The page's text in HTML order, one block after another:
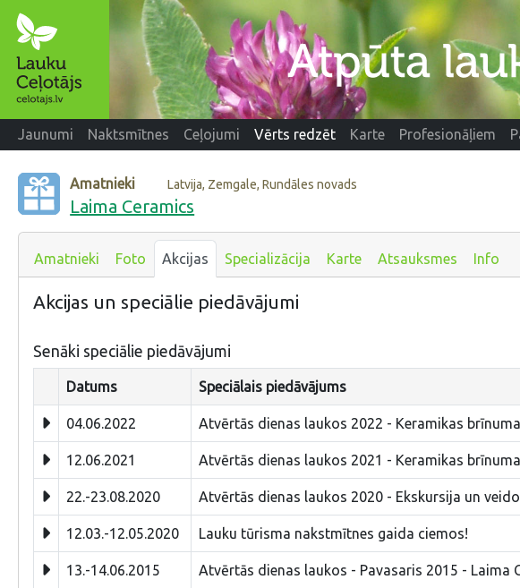
Jaunumi Naktsmītnes Ceļojumi Vērts redzēt Karte Profesionāļiem
Amatnieki Latvija, Zemgale, Rundāles novads
Laima Ceramics
Amatnieki Foto Akcijas Specializācija Karte Atsauksmes Info
Akcijas un speciālie piedāvājumi
Senāki speciālie piedāvājumi
Datums Speciālais piedāvājums
04.06.2022 Atvērtās dienas laukos 2022 - Keramikas
12.06.2021 Atvērtās dienas laukos 2021 - Keramikas
22.-23.08.2020 Atvērtās dienas laukos 2020 - Ekskursija un
12.03.-12.05.2020 Lauku tūrisma nakstmītnes gaida ciemos!
13.-14.06.2015 Atvērtās dienas laukos - Pavasaris 2015 - Laima